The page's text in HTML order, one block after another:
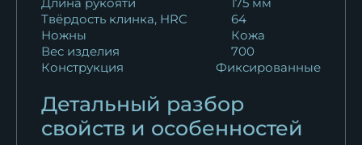
Тяпка Малая 95Х18 береста
Тяпка Малая
16 863 ₽
Твёрдость клинка, HRC
64
Ножны
Кожа
Вес изделия
700
Конструкция
Фиксированные
Детальный разбор
свойств и особенностей